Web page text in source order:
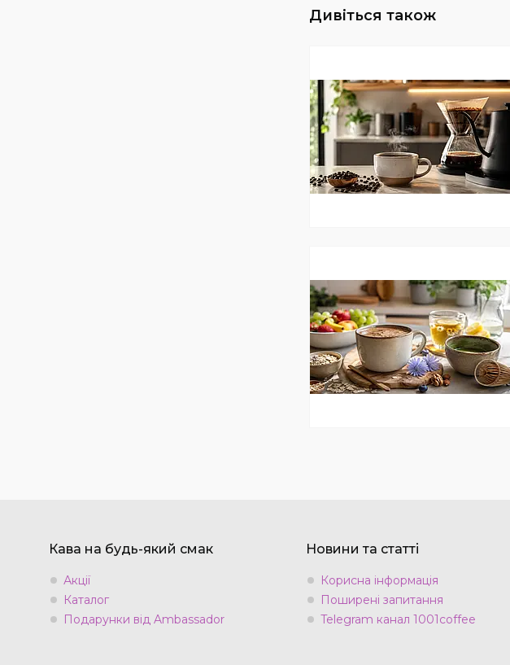
Кава на будь-який смак
Акції
Каталог
Подарунки від Ambassador
Новини та статті
Корисна інформація
Поширені запитання
Telegram канал 1001coffee